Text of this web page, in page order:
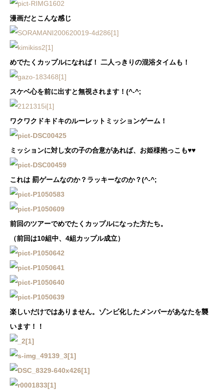
漫画だとこんな感じ
めでたくカップルになれば！ 二人っきりの混浴タイムも！
スケベ心を前に出すと無視されます！(^-^;
ワクワクドキドキのルーレットミッションゲーム！
ミッションに対し女の子の合意があれば、お姫様抱っこも♥♥
これは 罰ゲームなのか？ラッキーなのか？(^-^;
前回のツアーでめでたくカップルになった方たち。
（前回は10組中、4組カップル成立）
楽しいだけではありません。ゾンビ化したメンバーがあなたを襲
います！！